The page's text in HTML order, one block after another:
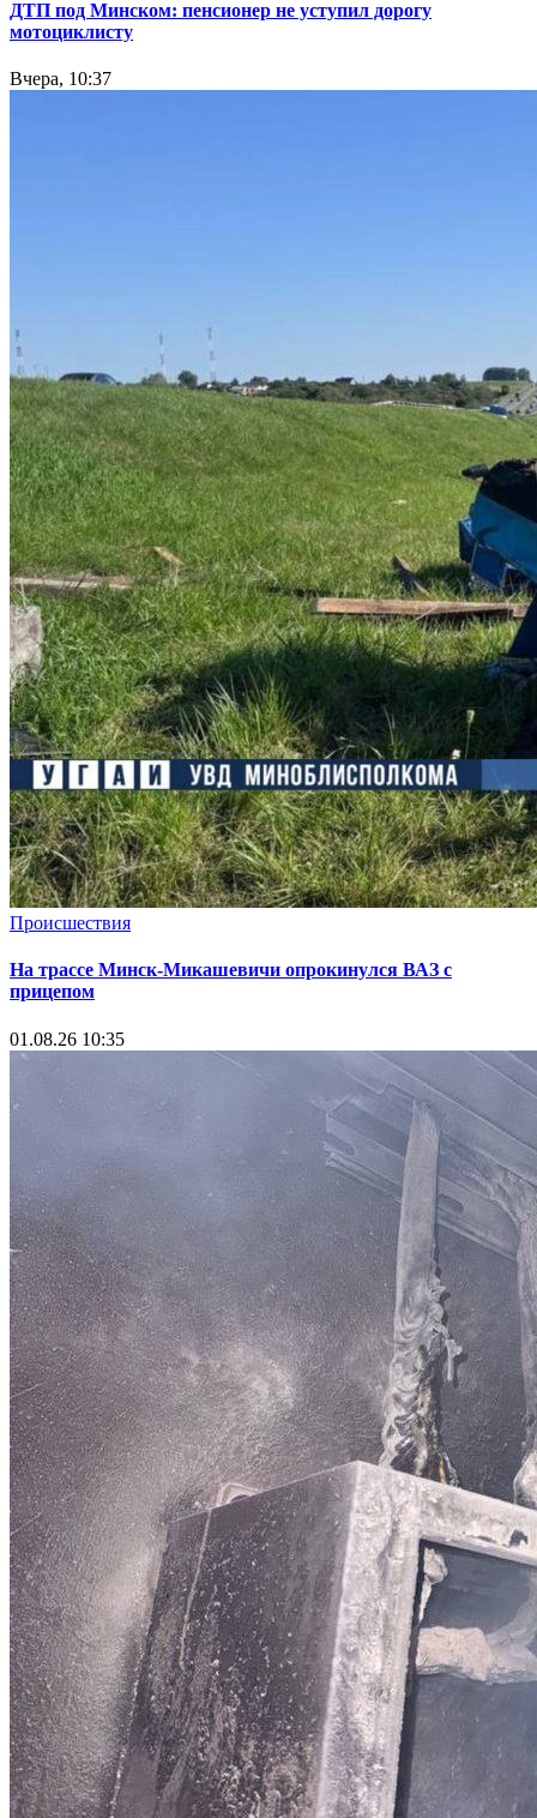
ДТП под Минском: пенсионер не уступил дорогу
мотоциклисту
Вчера, 10:37
Происшествия
На трассе Минск-Микашевичи опрокинулся ВАЗ с
прицепом
01.08.26 10:35